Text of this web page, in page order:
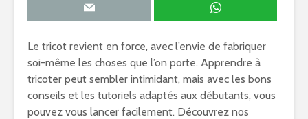
Le tricot revient en force, avec l’envie de fabriquer
soi-même les choses que l’on porte. Apprendre à
tricoter peut sembler intimidant, mais avec les bons
conseils et les tutoriels adaptés aux débutants, vous
pouvez vous lancer facilement. Découvrez nos